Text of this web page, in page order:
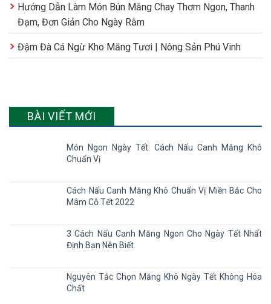
Hướng Dẫn Làm Món Bún Măng Chay Thơm Ngon, Thanh
Đạm, Đơn Giản Cho Ngày Rằm
Đậm Đà Cá Ngừ Kho Măng Tươi | Nông Sản Phú Vinh
BÀI VIẾT MỚI
Món Ngon Ngày Tết: Cách Nấu Canh Măng Khô
Chuẩn Vị
Cách Nấu Canh Măng Khô Chuẩn Vị Miền Bắc Cho
Mâm Cỗ Tết 2022
3 Cách Nấu Canh Măng Ngon Cho Ngày Tết Nhất
Định Bạn Nên Biết
Nguyên Tắc Chọn Măng Khô Ngày Tết Không Hóa
Chất